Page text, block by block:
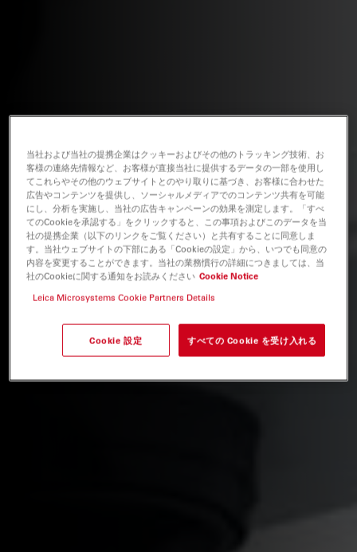
当社および当社の提携企業はクッキーおよびその他のトラッキング技術、お
客様の連絡先情報など、お客様が直接当社に提供するデータの一部を使用し
てこれらやその他のウェブサイトとのやり取りに基づき、お客様に合わせた
広告やコンテンツを提供し、ソーシャルメディアでのコンテンツ共有を可能
にし、分析を実施し、当社の広告キャンペーンの効果を測定します。「すべ
てのCookieを承認する」をクリックすると、この事項およびこのデータを当
社の提携企業（以下のリンクをご覧ください）と共有することに同意しま
す。当社ウェブサイトの下部にある「Cookieの設定」から、いつでも同意の
内容を変更することができます。当社の業務慣行の詳細につきましては、当
社のCookieに関する通知をお読みください Cookie Notice
Leica Microsystems Cookie Partners Details
Cookie 設定 すべての Cookie を受け入れる